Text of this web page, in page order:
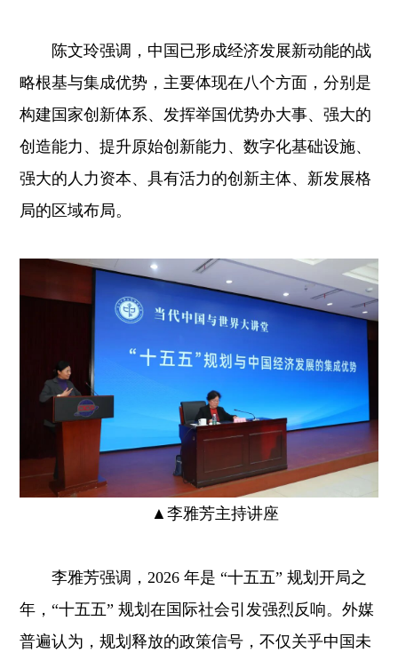
陈文玲强调，中国已形成经济发展新动能的战
略根基与集成优势，主要体现在八个方面，分别是
构建国家创新体系、发挥举国优势办大事、强大的
创造能力、提升原始创新能力、数字化基础设施、
强大的人力资本、具有活力的创新主体、新发展格
局的区域布局。
▲李雅芳主持讲座
李雅芳强调，2026 年是 “十五五” 规划开局之
年，“十五五” 规划在国际社会引发强烈反响。外媒
普遍认为，规划释放的政策信号，不仅关乎中国未